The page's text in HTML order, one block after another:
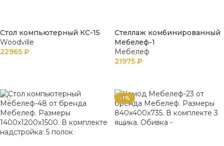
Стол компьютерный КС-15
Woodville
22965 ₽
Стеллаж комбинированный
Мебелеф-1
Мебелеф
21975 ₽
-3%